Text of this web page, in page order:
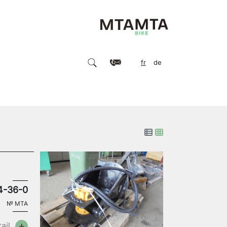
fr de
36-0
№ MTA